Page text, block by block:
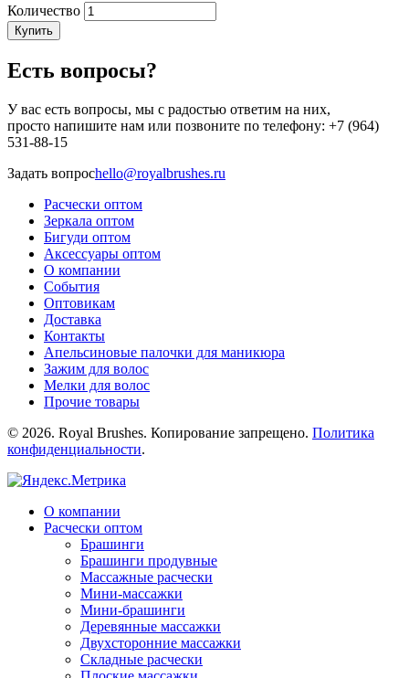
Количество
Купить
Есть вопросы?
У вас есть вопросы, мы с радостью ответим на них,
просто напишите нам или позвоните по телефону: +7 (964)
531-88-15
Задать вопросhello@royalbrushes.ru
Меню
подвале
Расчески оптом
Зеркала оптом
Бигуди оптом
Аксессуары оптом
О компании
События
Оптовикам
Доставка
Контакты
Апельсиновые палочки для маникюра
Зажим для волос
Мелки для волос
Прочие товары
© 2026. Royal Brushes. Копирование запрещено. Политика
конфиденциальности.
О компании
Расчески оптом
Брашинги
Брашинги продувные
Mассажные расчески
Mини-массажки
Мини-брашинги
Деревянные массажки
Двухсторонние массажки
Складные расчески